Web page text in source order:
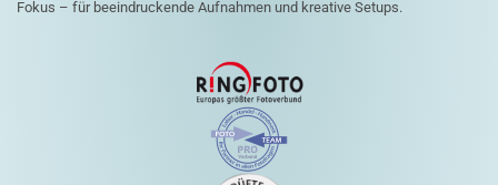
Fokus – für beeindruckende Aufnahmen und kreative Setups.